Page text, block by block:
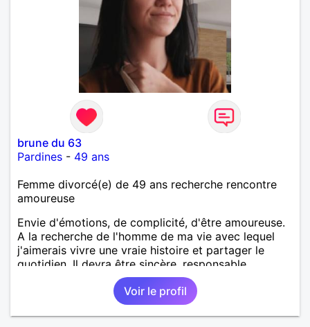
brune du 63
Pardines - 49 ans
Femme divorcé(e) de 49 ans recherche rencontre
amoureuse
Envie d'émotions, de complicité, d'être amoureuse.
A la recherche de l'homme de ma vie avec lequel
j'aimerais vivre une vraie histoire et partager le
quotidien. Il devra être sincère, responsable,
ambitieux, entreprenant, fort de caractère et avec le
sens de l'humour. Il saura me chouchouter et me
mettre en valeur, me donner son amour et attention.
Merci de m'avoir lu et à bientôt...
Voir le profil